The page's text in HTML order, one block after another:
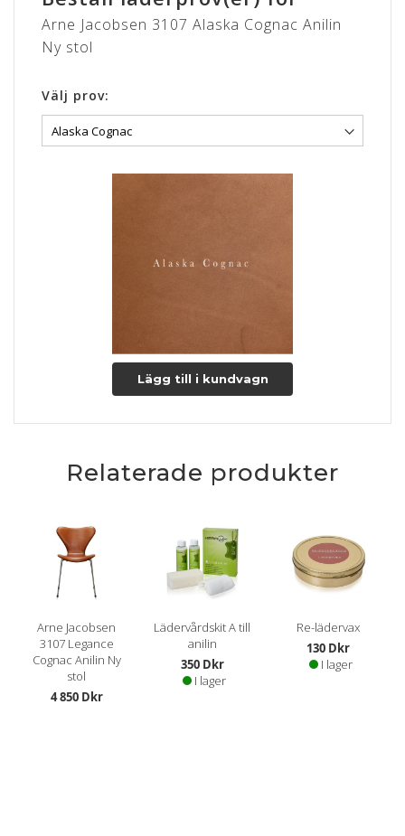
Arne Jacobsen 3107 Alaska Cognac Anilin
Ny stol
Välj prov:
Lägg till i kundvagn
Relaterade produkter
Arne Jacobsen
3107 Legance
Cognac Anilin Ny
stol
4 850 Dkr
Lädervårdskit A till
anilin
350 Dkr
I lager
Re-lädervax
130 Dkr
I lager